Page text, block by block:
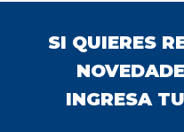
SI QUIERES
INGRESA